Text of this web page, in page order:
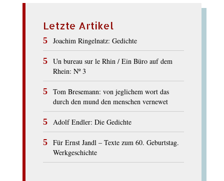
Letzte Artikel
Joachim Ringelnatz: Gedichte
Un bureau sur le Rhin / Ein Büro auf dem
Rhein: Nº 3
Tom Bresemann: von jeglichem wort das
durch den mund den menschen vernewet
Adolf Endler: Die Gedichte
Für Ernst Jandl – Texte zum 60. Geburtstag.
Werkgeschichte